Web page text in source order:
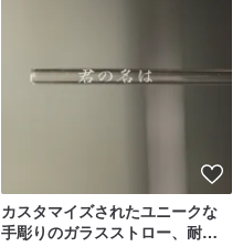
カスタマイズされたユニークな
手彫りのガラスストロー、耐熱